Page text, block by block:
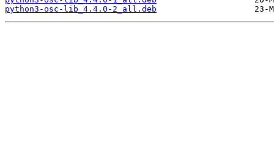
python3-osc-lib_4.4.0-2_all.deb